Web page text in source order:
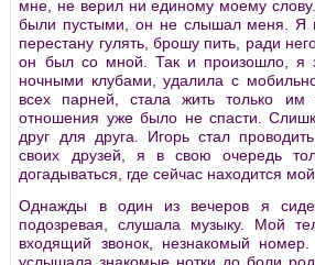
мне, не верил ни единому моему
были пустыми, он не слышал меня. Я
перестану гулять, брошу пить, ради
он был со мной. Так и произошло, я
ночными клубами, удалила с
всех парней, стала жить только
отношения уже было не спасти.
друг для друга. Игорь стал
своих друзей, я в свою очередь
догадываться, где сейчас находится
Однажды в один из вечеров я
подозревая, слушала музыку. Мой
входящий звонок, незнакомый